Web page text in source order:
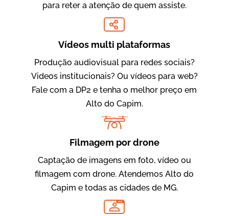
Amigo Edu
Evolucional
para reter a atenção de quem assiste.
Vídeos multi plataformas
Produção audiovisual para redes sociais?
Videos institucionais? Ou vídeos para web?
Fale com a DP2 e tenha o melhor preço em
Alto do Capim.
Filmagem por drone
Captação de imagens em foto, vídeo ou
filmagem com drone. Atendemos Alto do
Capim e todas as cidades de MG.
LIVE